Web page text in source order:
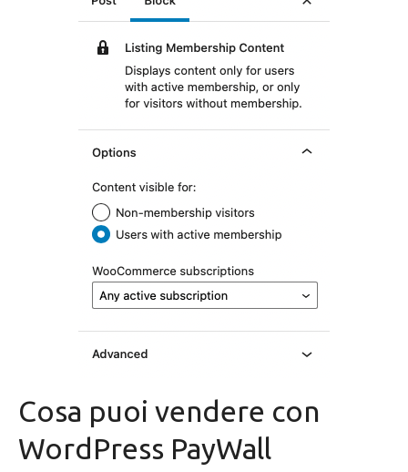
Cosa puoi vendere con
WordPress PayWall